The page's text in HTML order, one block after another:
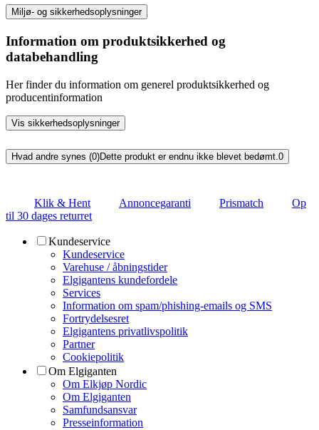
Miljø- og sikkerhedsoplysninger
Information om produktsikkerhed og
databehandling
Her finder du information om generel produktsikkerhed og
producentinformation
Vis sikkerhedsoplysninger
Hvad andre synes (0)Dette produkt er endnu ikke blevet bedømt. 0
Klik & Hent Annoncegaranti Prismatch
Op
til 30 dages returret
Kundeservice
Kundeservice
Varehuse / åbningstider
Elgigantens kundefordele
Services
Information om spam/phishing-emails og SMS
Fortrydelsesret
Elgigantens privatlivspolitik
Partner
Cookiepolitik
Om Elgiganten
Om Elkjøp Nordic
Om Elgiganten
Samfundsansvar
Presseinformation